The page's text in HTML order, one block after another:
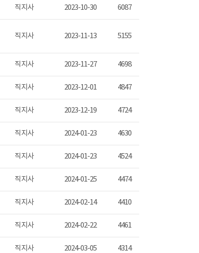
직지사 2023-10-30 6087
직지사 2023-11-13 5155
직지사 2023-11-27 4698
직지사 2023-12-01 4847
직지사 2023-12-19 4724
직지사 2024-01-23 4630
직지사 2024-01-23 4524
직지사 2024-01-25 4474
직지사 2024-02-14 4410
직지사 2024-02-22 4461
직지사 2024-03-05 4314